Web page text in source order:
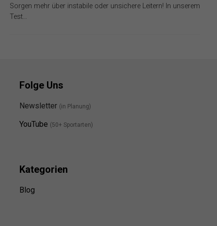
Sorgen mehr über instabile oder unsichere Leitern! In unserem
Test…
Folge Uns
Newsletter (in Planung)
YouTube (50+ Sportarten)
Kategorien
Blog